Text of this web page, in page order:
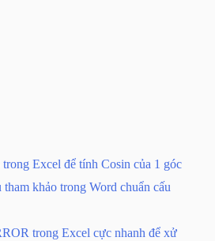
Excel để tính Cosin của 1 góc
khảo trong Word chuẩn cấu
trong Excel cực nhanh để xử